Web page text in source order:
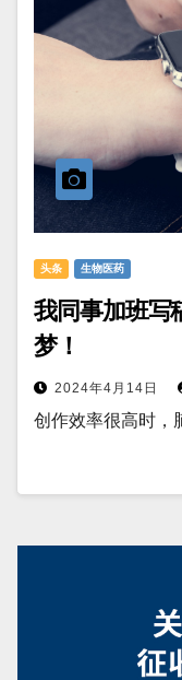
头条 生物医药
我同事加班写
梦！
2024年4月14日
创作效率很高时，